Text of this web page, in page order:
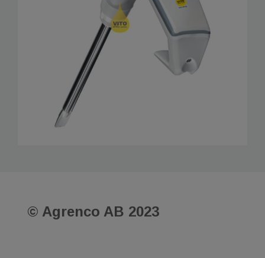
©​​​​​​​ Agrenco AB 2023